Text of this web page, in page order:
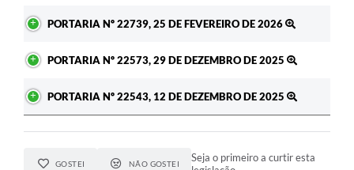
PORTARIA Nº 22739, 25 DE FEVEREIRO DE 2026
PORTARIA Nº 22573, 29 DE DEZEMBRO DE 2025
PORTARIA Nº 22543, 12 DE DEZEMBRO DE 2025
GOSTEI NÃO GOSTEI
Seja o primeiro a curtir esta